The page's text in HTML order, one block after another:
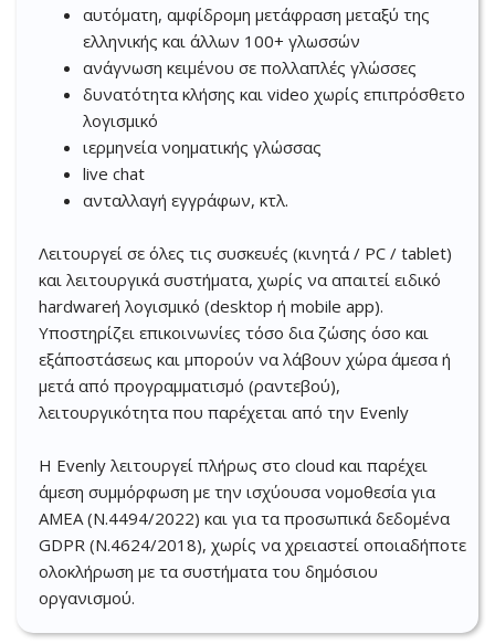
αυτόματη, αμφίδρομη μετάφραση μεταξύ της
ελληνικής και άλλων 100+ γλωσσών
ανάγνωση κειμένου σε πολλαπλές γλώσσες
δυνατότητα κλήσης και video χωρίς επιπρόσθετο
λογισμικό
ιερμηνεία νοηματικής γλώσσας
live chat
ανταλλαγή εγγράφων, κτλ.
Λειτουργεί σε όλες τις συσκευές (κινητά / PC / tablet)
και λειτουργικά συστήματα, χωρίς να απαιτεί ειδικό
hardwareή λογισμικό (desktop ή mobile app).
Υποστηρίζει επικοινωνίες τόσο δια ζώσης όσο και
εξ΄αποστάσεως και μπορούν να λάβουν χώρα άμεσα ή
μετά από προγραμματισμό (ραντεβού),
λειτουργικότητα που παρέχεται από την Evenly
Η Evenly λειτουργεί πλήρως στο cloud και παρέχει
άμεση συμμόρφωση με την ισχύουσα νομοθεσία για
ΑΜΕΑ (Ν.4494/2022) και για τα προσωπικά δεδομένα
GDPR (Ν.4624/2018), χωρίς να χρειαστεί οποιαδήποτε
ολοκλήρωση με τα συστήματα του δημόσιου
οργανισμού.